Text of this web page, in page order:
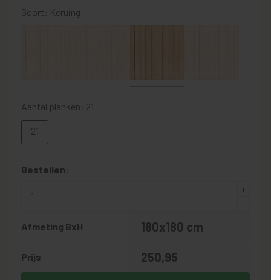
Soort: Keruing
Aantal planken: 21
21
Bestellen:
Afmeting BxH 180x180 cm
Prijs 250,95